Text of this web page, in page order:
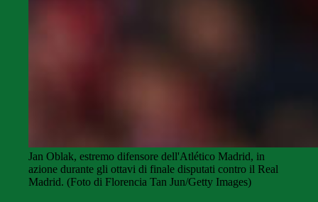
Jan Oblak, estremo difensore dell'Atlético Madrid, in
azione durante gli ottavi di finale disputati contro il Real
Madrid. (Foto di Florencia Tan Jun/Getty Images)